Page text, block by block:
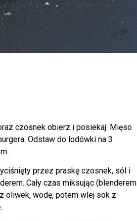
czosnek obierz i posiekaj. Mięso
Odstaw do lodówki na 3
przez praskę czosnek, sól i
Cały czas miksując (blenderem
oliwek, wodę, potem wlej sok z